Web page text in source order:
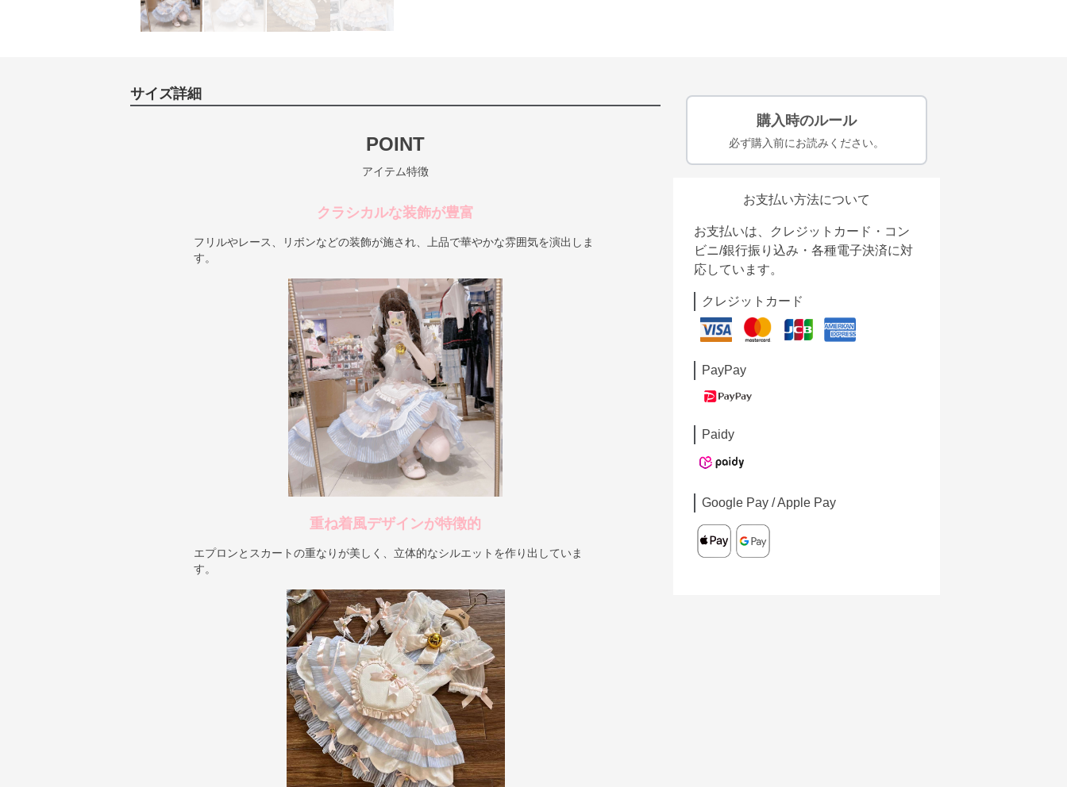
サイズ詳細
POINT
アイテム特徴
クラシカルな装飾が豊富
フリルやレース、リボンなどの装飾が施され、上品で華やかな雰囲気を演出しま
す。
重ね着風デザインが特徴的
エプロンとスカートの重なりが美しく、立体的なシルエットを作り出していま
す。
購入時のルール
必ず購入前にお読みください。
お支払い方法について
お支払いは、クレジットカード・コン
ビニ/銀行振り込み・各種電子決済に対
応しています。
クレジットカード
PayPay
Paidy
Google Pay / Apple Pay